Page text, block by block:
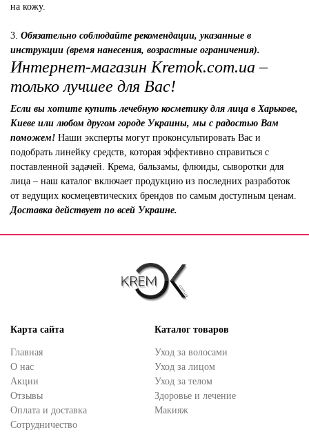
на кожу.
3. Обязательно соблюдайте рекомендации, указанные в
инструкции (время нанесения, возрастные ограничения).
Интернет-магазин Kremok.com.ua –
только лучшее для Вас!
Если вы хотите купить лечебную косметику для лица в Харькове,
Киеве или любом другом городе Украины, мы с радостью Вам
поможем! Наши эксперты могут проконсультировать Вас и
подобрать линейку средств, которая эффективно справиться с
поставленной задачей. Крема, бальзамы, флюиды, сыворотки для
лица – наш каталог включает продукцию из последних разработок
от ведущих космецевтических брендов по самым доступным ценам.
Доставка действует по всей Украине.
Карта сайта
Главная
О нас
Акции
Отзывы
Оплата и доставка
Сотрудничество
Каталог товаров
Уход за волосами
Уход за лицом
Уход за телом
Здоровье и лечение
Макияж